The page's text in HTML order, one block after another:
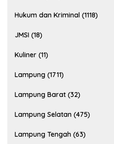
Hukum dan Kriminal (1118)
JMSI (18)
Kuliner (11)
Lampung (1711)
Lampung Barat (32)
Lampung Selatan (475)
Lampung Tengah (63)